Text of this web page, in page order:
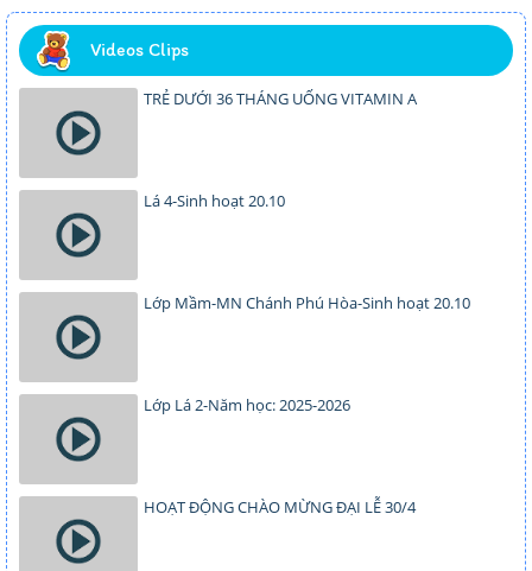
Videos Clips
TRẺ DƯỚI 36 THÁNG UỐNG VITAMIN A
Lá 4-Sinh hoạt 20.10
Lớp Mầm-MN Chánh Phú Hòa-Sinh hoạt 20.10
Lớp Lá 2-Năm học: 2025-2026
HOẠT ĐỘNG CHÀO MỪNG ĐẠI LỄ 30/4